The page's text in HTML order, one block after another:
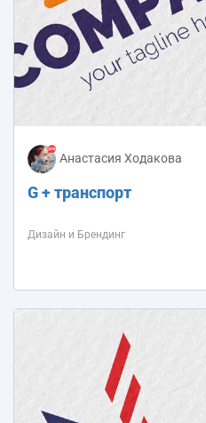
Анастасия Ходакова
G + транспорт
Дизайн и Брендинг